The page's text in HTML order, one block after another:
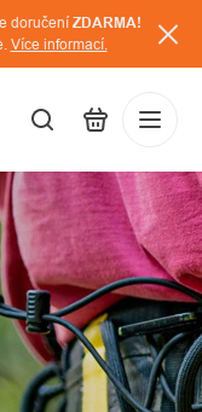
doručení ZDARMA!
Více informací.
CZK